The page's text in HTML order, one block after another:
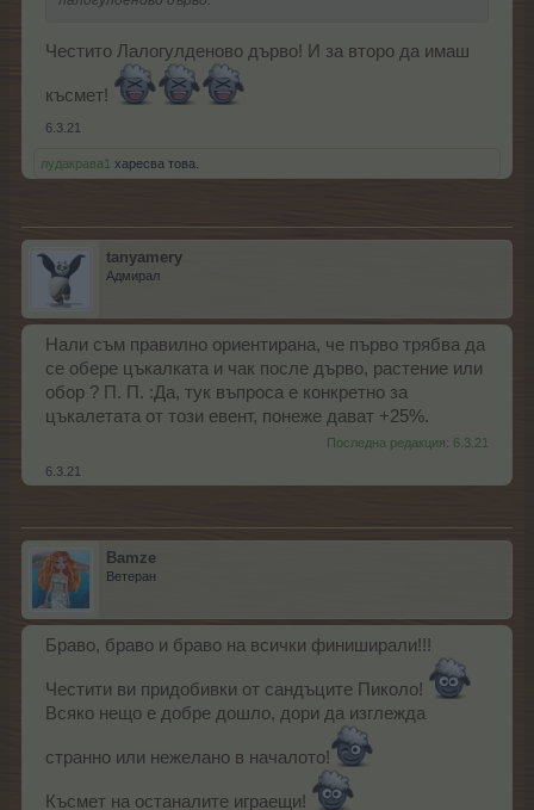
Честито Лалогулденово дърво! И за второ да имаш
късмет!
6.3.21
лудакрава1 харесва това.
tanyamery
Адмирал
Нали съм правилно ориентирана, че първо трябва да
се обере цъкалката и чак после дърво, растение или
обор ? П. П. :Да, тук въпроса е конкретно за
цъкалетата от този евент, понеже дават +25%.
Последна редакция: 6.3.21
6.3.21
Bamze
Ветеран
Браво, браво и браво на всички финиширали!!!
Честити ви придобивки от сандъците Пиколо!
Всяко нещо е добре дошло, дори да изглежда
странно или нежелано в началото!
Късмет на останалите играещи!